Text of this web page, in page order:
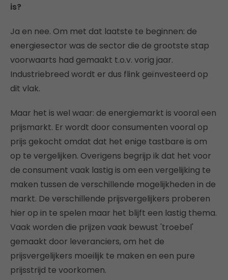
is?
Ja en nee. Om met dat laatste te beginnen: de
energiesector was de sector die de grootste stap
voorwaarts had gemaakt t.o.v. vorig jaar.
Industriebreed wordt er dus flink geïnvesteerd op
dit vlak.
Maar het is wel waar: de energiemarkt is vooral een
prijsmarkt. Er wordt door consumenten vooral op
prijs gekocht omdat dat het enige tastbare is om
op te vergelijken. Overigens begrijp ik dat het voor
de consument vaak lastig is om een vergelijking te
maken tussen de verschillende mogelijkheden in de
markt. De verschillende prijsvergelijkers proberen
hier op in te spelen maar het blijft een lastig thema.
Vaak worden die prijzen vaak bewust 'troebel'
gemaakt door leveranciers, om het de
prijsvergelijkers moeilijk te maken en een pure
prijsstrijd te voorkomen.